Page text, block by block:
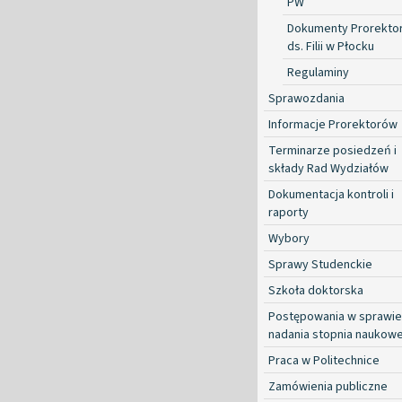
Dokumenty
ds. Filii w Płocku
Regulaminy
Sprawozdania
Informacje Prorektorów
Terminarze posiedzeń i
składy Rad Wydziałów
Dokumentacja kontroli i
raporty
Wybory
Sprawy Studenckie
Szkoła doktorska
Postępowania w sprawie
nadania stopnia
Praca w Politechnice
Zamówienia publiczne